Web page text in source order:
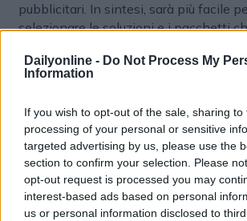
Dailyonline - Do Not Process My
Information
If you wish to opt-out of the sale, sharing
processing of your personal or sensitive
targeted advertising by us, please use the
section to confirm your selection. Please
opt-out request is processed you may
interest-based ads based on personal
us or personal information disclosed to
pubblicitari. In sintesi, sarà più facile
selezionare le soluzioni e i pacchetti
internazionali, su tv tradizionale,
multiscreen.FreeWheel
contenuti di video premium e
innovazioni in aree chiave come il
contestuale, la tecnologia linear
programmatic. NBCU e Sky sono due
mediatiche di fama mondiale, con una
vasto pubblico fidelizzato; unire i loro